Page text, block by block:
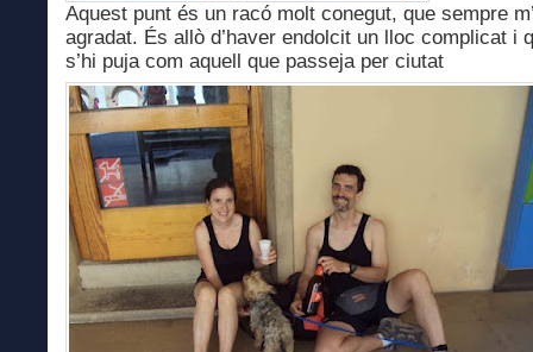
Aquest punt és un racó molt conegut, que sempre
agradat. És allò d’haver endolcit un lloc complicat i
s’hi puja com aquell que passeja per ciutat